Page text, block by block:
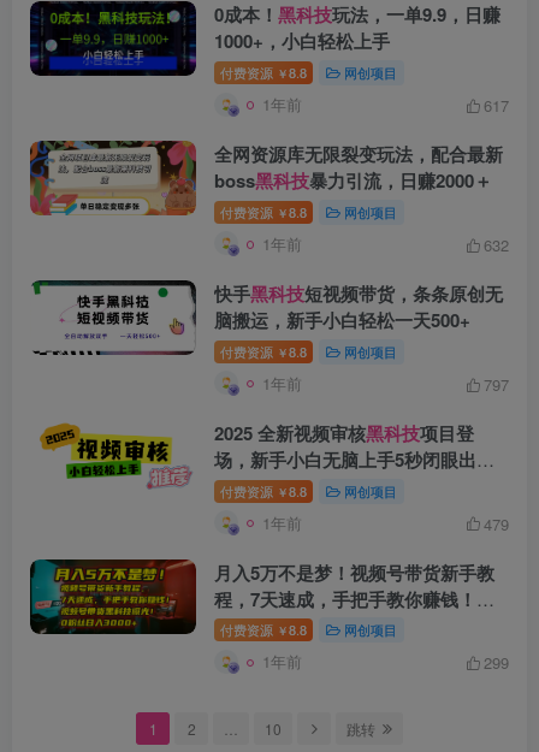
0成本！ 黑科技玩法，一单9.9，日赚
1000+，小白轻松上手
付费资源 ￥8.8 网创项目
1年前 617
全网资源库无限裂变玩法，配合最新
boss黑科技暴力引流，日赚2000＋
付费资源 ￥8.8 网创项目
1年前 632
快手黑科技短视频带货，条条原创无
脑搬运，新手小白轻松一天500+
付费资源 ￥8.8 网创项目
1年前 797
2025 全新视频审核黑科技项目登
场，新手小白无脑上手5秒闭眼出
单，订单…
付费资源 ￥8.8 网创项目
1年前 479
月入5万不是梦！视频号带货新手教
程，7天速成，手把手教你赚钱！视
频号带货黑科技曝光！0粉丝日入
3000+
付费资源 ￥8.8 网创项目
1年前 299
1 2 10 跳转